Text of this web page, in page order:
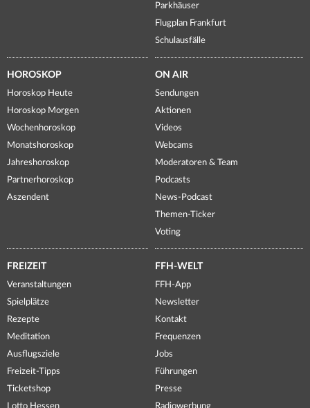
Parkhäuser
Flugplan Frankfurt
Schulausfälle
HOROSKOP
Horoskop Heute
Horoskop Morgen
Wochenhoroskop
Monatshoroskop
Jahreshoroskop
Partnerhoroskop
Aszendent
ON AIR
Sendungen
Aktionen
Videos
Webcams
Moderatoren & Team
Podcasts
News-Podcast
Themen-Ticker
Voting
FREIZEIT
Veranstaltungen
Spielplätze
Rezepte
Meditation
Ausflugsziele
Freizeit-Tipps
Ticketshop
Lotto Hessen
FFH-WELT
FFH-App
Newsletter
Kontakt
Frequenzen
Jobs
Führungen
Presse
Radiowerbung